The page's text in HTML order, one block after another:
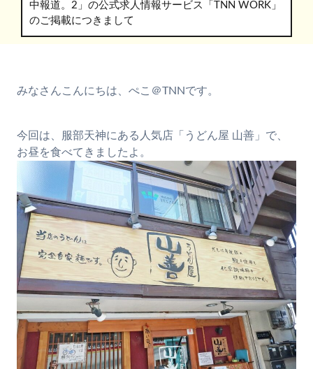
中報道。2」の公式求人情報サービス「TNN WORK」
のご掲載につきまして
みなさんこんにちは、ぺこ＠TNNです。
今回は、服部天神にある人気店「うどん屋 山善」で、
お昼を食べてきましたよ。